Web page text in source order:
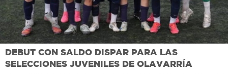
DEBUT CON SALDO DISPAR PARA LAS
SELECCIONES JUVENILES DE OLAVARRÍA